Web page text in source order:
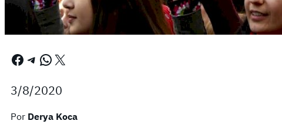
Facebook Telegram WhatsApp X
3/8/2020
Por Derya Koca